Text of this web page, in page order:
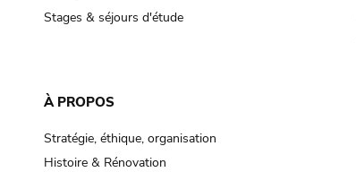
Stages & séjours d'étude
À PROPOS
Stratégie, éthique, organisation
Histoire & Rénovation